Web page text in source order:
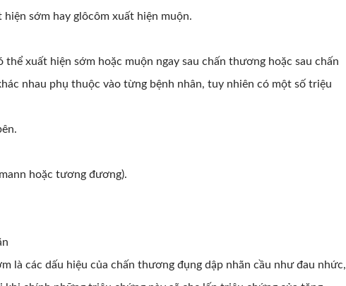
sớm hay glôcôm xuất hiện muộn.
thể xuất hiện sớm hoặc muộn ngay sau chấn thương hoặc sau chấn
nhau phụ thuộc vào từng bệnh nhân, tuy nhiên có một số triệu
hoặc tương đương).
là các dấu hiệu của chấn thương đụng dập nhãn cầu như đau nhức,